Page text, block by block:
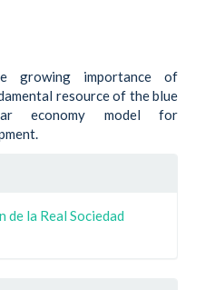
growing importance of
resource of the blue
economy model for
de la Real Sociedad